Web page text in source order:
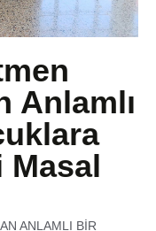
Anlamlı
Masal
ANLAMLI BİR